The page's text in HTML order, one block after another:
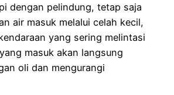
dengan pelindung, tetap saja
air masuk melalui celah kecil,
yang sering melintasi
masuk akan langsung
oli dan mengurangi